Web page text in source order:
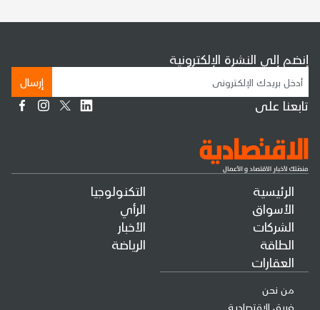
الرئيسية
الأسواق
الشركات
الطاقة
العقارات
التكنولوجيا
الرأي
الأخبار
الرياضة
من نحن
فريق الإقتصادية
إنضم إلى النشرة الإلكترونية
إرسال
تابعنا على